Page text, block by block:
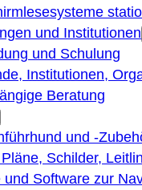
und Institutionen
und Schulung
Institutionen,
Beratung
und -
Schilder,
und Software zur